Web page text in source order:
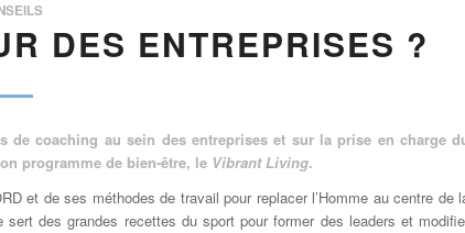
DES ENTREPRISES ?
de coaching au sein des entreprises et sur la prise en charge
programme de bien-être, le Vibrant Living.
et de ses méthodes de travail pour replacer l’Homme au centre de
des grandes recettes du sport pour former des leaders et